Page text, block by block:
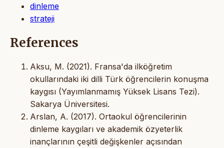
dinleme
strateji
References
Aksu, M. (2021). Fransa'da ilköğretim
okullarındaki iki dilli Türk öğrencilerin konuşma
kaygısı (Yayımlanmamış Yüksek Lisans Tezi).
Sakarya Üniversitesi.
Arslan, A. (2017). Ortaokul öğrencilerinin
dinleme kaygıları ve akademik özyeterlik
inançlarının çeşitli değişkenler açısından